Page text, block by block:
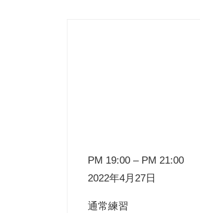
東戸塚シーガルス
PM 19:00 – PM 21:00
2022年4月27日
通常練習